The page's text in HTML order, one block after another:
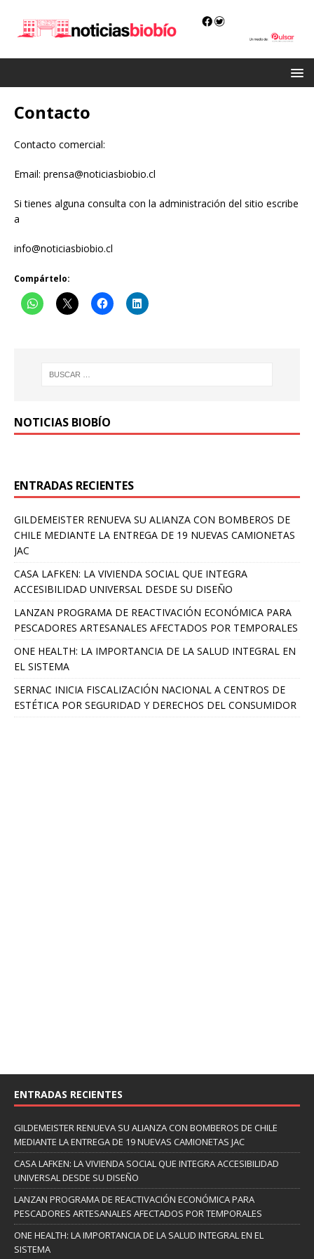
Contacto
Contacto comercial:
Email: prensa@noticiasbiobio.cl
Si tienes alguna consulta con la administración del sitio escribe
a
info@noticiasbiobio.cl
Compártelo:
NOTICIAS BIOBÍO
ENTRADAS RECIENTES
GILDEMEISTER RENUEVA SU ALIANZA CON BOMBEROS DE
CHILE MEDIANTE LA ENTREGA DE 19 NUEVAS CAMIONETAS
JAC
CASA LAFKEN: LA VIVIENDA SOCIAL QUE INTEGRA
ACCESIBILIDAD UNIVERSAL DESDE SU DISEÑO
LANZAN PROGRAMA DE REACTIVACIÓN ECONÓMICA PARA
PESCADORES ARTESANALES AFECTADOS POR TEMPORALES
ONE HEALTH: LA IMPORTANCIA DE LA SALUD INTEGRAL EN
EL SISTEMA
SERNAC INICIA FISCALIZACIÓN NACIONAL A CENTROS DE
ESTÉTICA POR SEGURIDAD Y DERECHOS DEL CONSUMIDOR
ENTRADAS RECIENTES
GILDEMEISTER RENUEVA SU ALIANZA CON BOMBEROS DE CHILE
MEDIANTE LA ENTREGA DE 19 NUEVAS CAMIONETAS JAC
CASA LAFKEN: LA VIVIENDA SOCIAL QUE INTEGRA ACCESIBILIDAD
UNIVERSAL DESDE SU DISEÑO
LANZAN PROGRAMA DE REACTIVACIÓN ECONÓMICA PARA
PESCADORES ARTESANALES AFECTADOS POR TEMPORALES
ONE HEALTH: LA IMPORTANCIA DE LA SALUD INTEGRAL EN EL
SISTEMA